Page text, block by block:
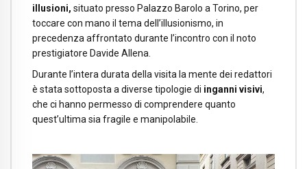
illusioni, situato presso Palazzo Barolo a Torino, per
toccare con mano il tema dell’illusionismo, in
precedenza affrontato durante l’incontro con il noto
prestigiatore Davide Allena.
Durante l’intera durata della visita la mente dei redattori
è stata sottoposta a diverse tipologie di inganni visivi,
che ci hanno permesso di comprendere quanto
quest’ultima sia fragile e manipolabile.